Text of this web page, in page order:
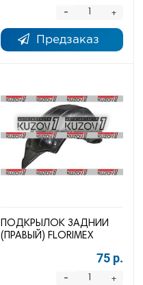
+
-
Предзаказ
ПОДКРЫЛОК ЗАДНИЙ
(ПРАВЫЙ) FLORIMEX
75 р.
+
-